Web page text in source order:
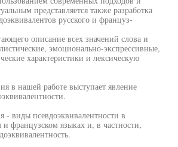
представляется также разработка
русского и француз-
описание всех значений слова и
эмоционально-экспрессивные,
характеристики и лексическую
в нашей работе выступает явление
- виды псевдоэквивалентности в
французском языках и, в частности,